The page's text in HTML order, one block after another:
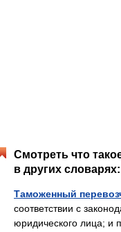
Смотреть что
в других словарях:
Таможенный
соответствии с
юридического лица; и